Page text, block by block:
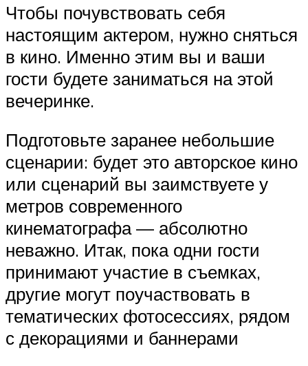
Чтобы почувствовать себя
настоящим актером, нужно сняться
в кино. Именно этим вы и ваши
гости будете заниматься на этой
вечеринке.
Подготовьте заранее небольшие
сценарии: будет это авторское кино
или сценарий вы заимствуете у
метров современного
кинематографа — абсолютно
неважно. Итак, пока одни гости
принимают участие в съемках,
другие могут поучаствовать в
тематических фотосессиях, рядом
с декорациями и баннерами